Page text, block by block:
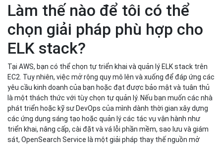
Làm thế nào để tôi có thể
chọn giải pháp phù hợp cho
ELK stack?
Tại AWS, bạn có thể chọn tự triển khai và quản lý ELK stack trên
EC2. Tuy nhiên, việc mở rộng quy mô lên và xuống để đáp ứng các
yêu cầu kinh doanh của bạn hoặc đạt được bảo mật và tuân thủ
là một thách thức với tùy chọn tự quản lý. Nếu bạn muốn các nhà
phát triển hoặc kỹ sư DevOps của mình dành thời gian xây dựng
các ứng dụng sáng tạo hoặc quản lý các tác vụ vận hành như
triển khai, nâng cấp, cài đặt và vá lỗi phần mềm, sao lưu và giám
sát, OpenSearch Service là một giải pháp thay thế nguồn mở